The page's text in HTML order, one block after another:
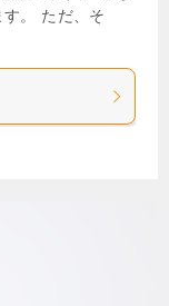
。 ただ、そ